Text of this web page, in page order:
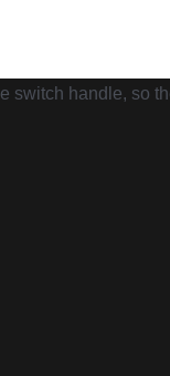
switch handle, so